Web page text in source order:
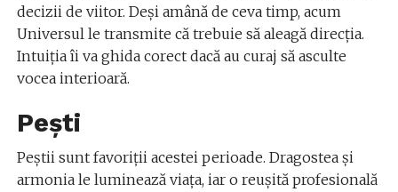
decizii de viitor. Deși amână de ceva timp, acum
Universul le transmite că trebuie să aleagă direcția.
Intuiția îi va ghida corect dacă au curaj să asculte
vocea interioară.
Pești
Peștii sunt favoriții acestei perioade. Dragostea și
armonia le luminează viața, iar o reușită profesională